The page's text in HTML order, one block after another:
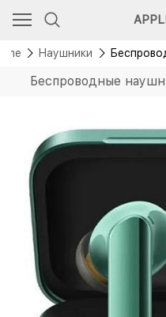
Наушники
Беспроводные